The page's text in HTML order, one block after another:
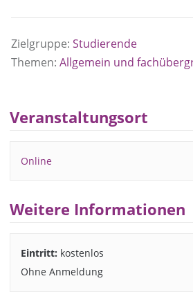
Zielgruppe: Studierende
Themen: Allgemein und
Veranstaltungsort
Online
Weitere Informationen
Eintritt: kostenlos
Ohne Anmeldung